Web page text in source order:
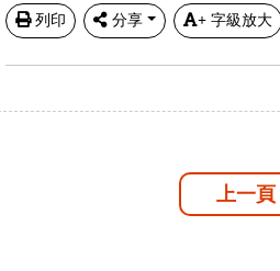
列印 分享 + 字級放大
上一頁